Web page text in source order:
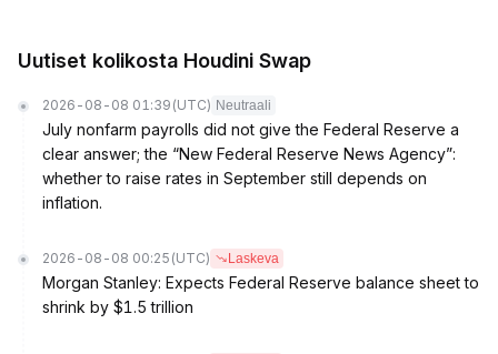
Uutiset kolikosta Houdini Swap
2026-08-08 01:39 (UTC) Neutraali
July nonfarm payrolls did not give the Federal Reserve a
clear answer; the “New Federal Reserve News Agency”:
whether to raise rates in September still depends on
inflation.
2026-08-08 00:25 (UTC) Laskeva
Morgan Stanley: Expects Federal Reserve balance sheet to
shrink by $1.5 trillion